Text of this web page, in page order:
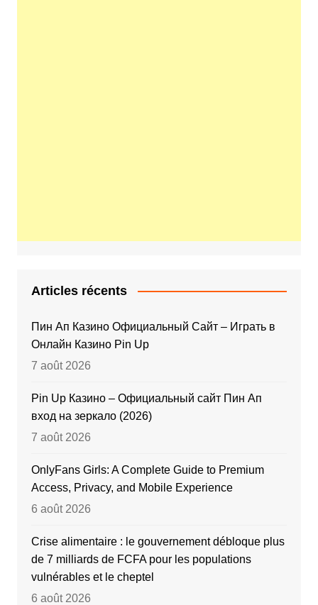
Articles récents
Пин Ап Казино Официальный Сайт – Играть в
Онлайн Казино Pin Up
7 août 2026
Pin Up Казино – Официальный сайт Пин Ап
вход на зеркало (2026)
7 août 2026
OnlyFans Girls: A Complete Guide to Premium
Access, Privacy, and Mobile Experience
6 août 2026
Crise alimentaire : le gouvernement débloque plus
de 7 milliards de FCFA pour les populations
vulnérables et le cheptel
6 août 2026